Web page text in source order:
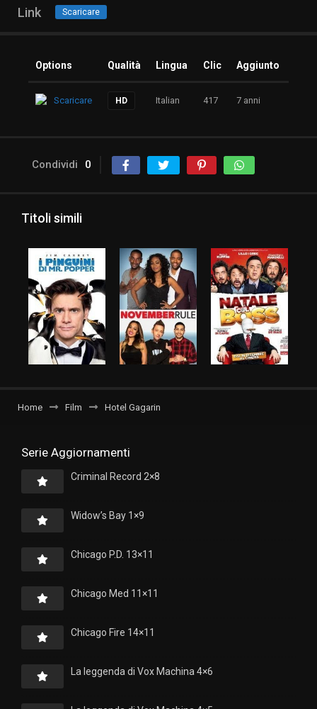
Link Scaricare
Options Qualità Lingua Clic Aggiunto
Scaricare HD Italian 417 7 anni
Condividi 0
Titoli simili
Home Film Hotel Gagarin
Serie Aggiornamenti
Criminal Record 2×8
Widow’s Bay 1×9
Chicago P.D. 13×11
Chicago Med 11×11
Chicago Fire 14×11
La leggenda di Vox Machina 4×6